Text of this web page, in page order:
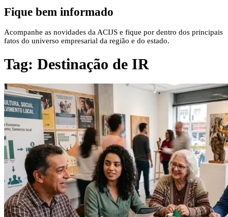
Fique bem informado
Acompanhe as novidades da ACIJS e fique por dentro dos principais
fatos do universo empresarial da região e do estado.
Tag: Destinação de IR